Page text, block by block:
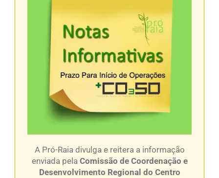
A Pró-Raia divulga e reitera a informação
enviada pela Comissão de Coordenação e
Desenvolvimento Regional do Centro